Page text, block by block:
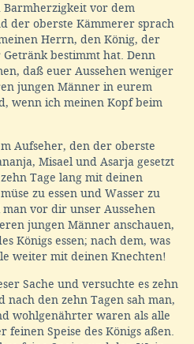
Barmherzigkeit vor dem
der oberste Kämmerer sprach
Herrn, den König, der
bestimmt hat. Denn
daß euer Aussehen weniger
jungen Männer in eurem
wenn ich meinen Kopf beim
Aufseher, den der oberste
Misael und Asarja gesetzt
Tage lang mit deinen
zu essen und Wasser zu
man vor dir unser Aussehen
jungen Männer anschauen,
Königs essen; nach dem, was
weiter mit deinen Knechten!
Sache und versuchte es zehn
nach den zehn Tagen sah man,
wohlgenährter waren als alle
Speise des Königs aßen.